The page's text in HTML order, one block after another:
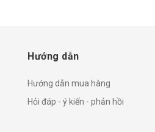
Hướng dẫn
Hướng dẫn mua hàng
Hỏi đáp - ý kiến - phản hồi